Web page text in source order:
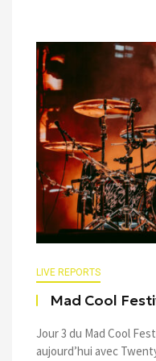
LIVE REPORTS
Mad Cool
Jour 3 du Mad Cool
aujourd’hui avec